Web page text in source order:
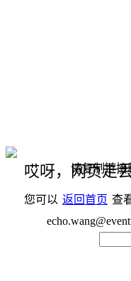
哎呀，网页走
您可以 返回首页 查
请复制链接